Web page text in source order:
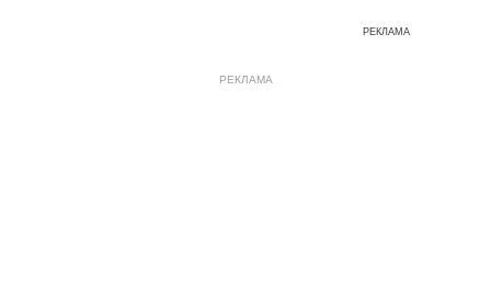
РЕКЛАМА
РЕКЛАМА